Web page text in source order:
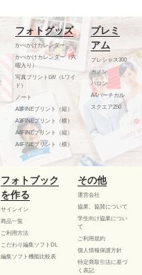
フォトグッズ
かべかけカレンダー
かべかけカレンダー（六
曜入り）
写真プリントLW（Lワイ
ド）
ノート
A3FINEプリント（縦）
A3FINEプリント（横）
A4FINEプリント（縦）
A4FINEプリント（横）
プレミ
アム
プレシャス300
カノン
バロン
A4バーチカル
スクエア250
フォトブック
を作る
サインイン
商品一覧
ご利用方法
こだわり編集ソフトDL
編集ソフト機能比較表
その他
運営会社
協業、協賛について
学生向け協業につい
て
ご利用規約
個人情報保護方針
特定商取引法に基づ
く表記